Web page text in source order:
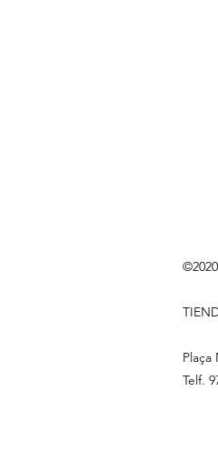
Plaça
Telf.